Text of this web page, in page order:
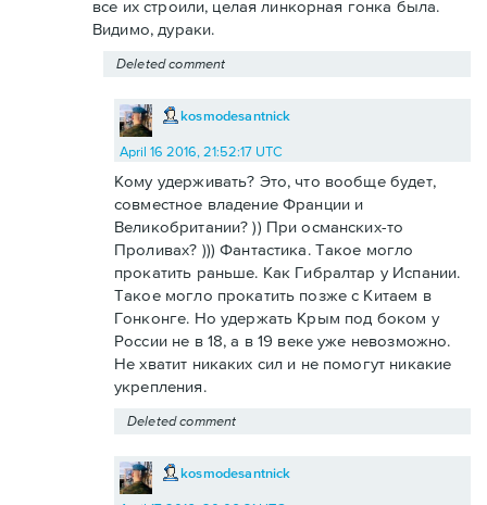
все их строили, целая линкорная гонка была.
Видимо, дураки.
Deleted comment
kosmodesantnick
April 16 2016, 21:52:17 UTC
Кому удерживать? Это, что вообще будет,
совместное владение Франции и
Великобритании? )) При османских-то
Проливах? ))) Фантастика. Такое могло
прокатить раньше. Как Гибралтар у Испании.
Такое могло прокатить позже с Китаем в
Гонконге. Но удержать Крым под боком у
России не в 18, а в 19 веке уже невозможно.
Не хватит никаких сил и не помогут никакие
укрепления.
Deleted comment
kosmodesantnick